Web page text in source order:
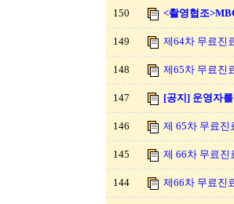
150 <촬영협조
149 제64차 무료진
148 제65차 무료진
147 [공지] 운영자
146 제 65차 무료진
145 제 66차 무료진
144 제66차 무료진